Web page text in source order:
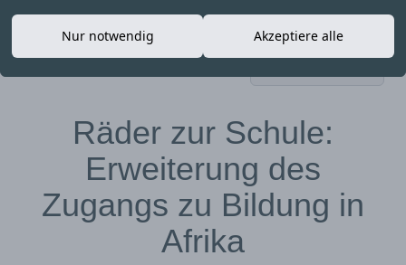
Räder zur Schule:
Erweiterung des
Zugangs zu Bildung in
Afrika
Nur notwendig Akzeptiere alle